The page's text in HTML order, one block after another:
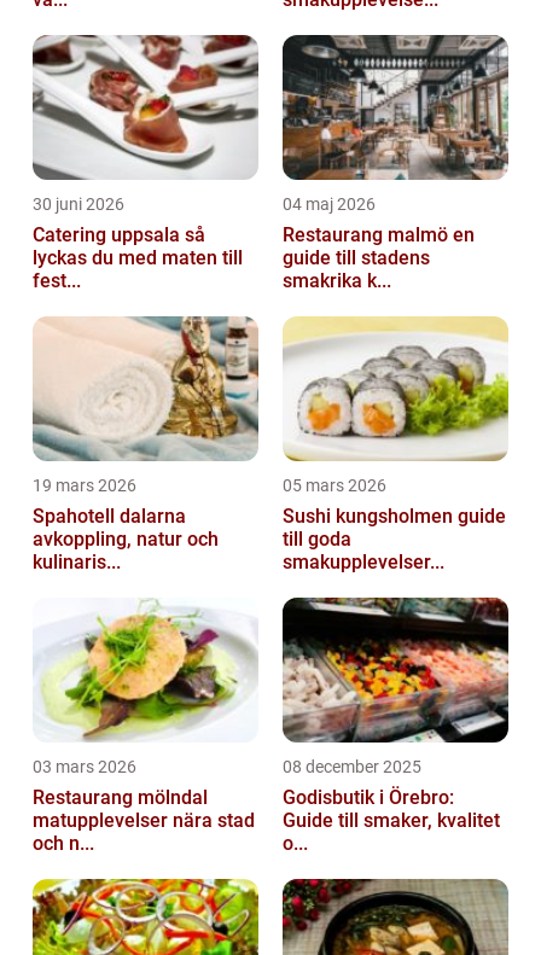
30 juni 2026
Catering uppsala så
lyckas du med maten till
fest...
04 maj 2026
Restaurang malmö en
guide till stadens
smakrika k...
19 mars 2026
Spahotell dalarna
avkoppling, natur och
kulinaris...
05 mars 2026
Sushi kungsholmen guide
till goda
smakupplevelser...
03 mars 2026
Restaurang mölndal
matupplevelser nära stad
och n...
08 december 2025
Godisbutik i Örebro:
Guide till smaker, kvalitet
o...